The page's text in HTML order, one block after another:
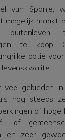
van Spanje,
mogelijk maakt
te koop
optie
gebieden
nog steeds
of hoge
of
en zeer